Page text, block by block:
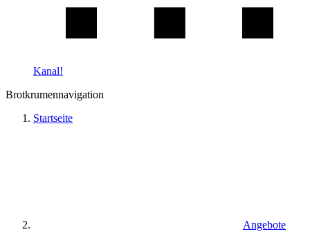
Kanal!
Brotkrumennavigation
Startseite
Angebote